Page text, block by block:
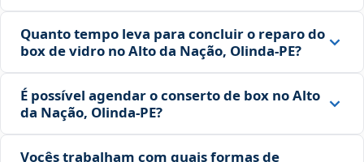
Quanto tempo leva para concluir o reparo do
box de vidro no Alto da Nação, Olinda‑PE?
É possível agendar o conserto de box no Alto
da Nação, Olinda‑PE?
Vocês trabalham com quais formas de